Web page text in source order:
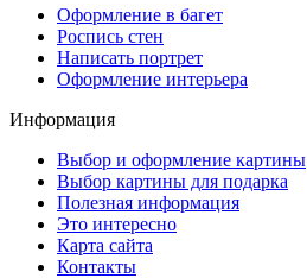
Оформление в багет
Роспись стен
Написать портрет
Оформление интерьера
Информация
Выбор и оформление картины
Выбор картины для подарка
Полезная информация
Это интересно
Карта сайта
Контакты